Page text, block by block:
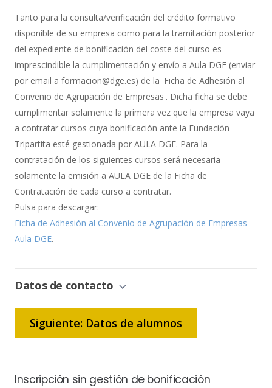
de
Bonificación
Tanto para la consulta/verificación del crédito formativo
disponible de su empresa como para la tramitación posterior
del expediente de bonificación del coste del curso es
imprescindible la cumplimentación y envío a Aula DGE (enviar
por email a formacion@dge.es) de la 'Ficha de Adhesión al
Convenio de Agrupación de Empresas'. Dicha ficha se debe
cumplimentar solamente la primera vez que la empresa vaya
a contratar cursos cuya bonificación ante la Fundación
Tripartita esté gestionada por AULA DGE. Para la
contratación de los siguientes cursos será necesaria
solamente la emisión a AULA DGE de la Ficha de
Contratación de cada curso a contratar.
Pulsa para descargar:
Ficha de Adhesión al Convenio de Agrupación de Empresas
Aula DGE.
Datos de contacto
Siguiente: Datos de alumnos
Inscripción sin gestión de bonificación